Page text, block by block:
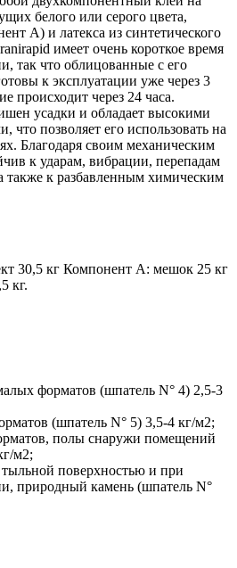
белого или серого цвета,
А) и латекса из синтетического
имеет очень короткое время
так что облицованные с его
к эксплуатации уже через 3
происходит через 24 часа.
усадки и обладает высокими
что позволяет его использовать на
Благодаря своим механическим
к ударам, вибрации, перепадам
также к разбавленным химическим
30,5 кг Компонент А: мешок 25 кг
кг.
форматов (шпатель N° 4) 2,5-3
(шпатель N° 5) 3,5-4 кг/м2;
полы снаружи помещений
м2;
поверхностью и при
природный камень (шпатель N°